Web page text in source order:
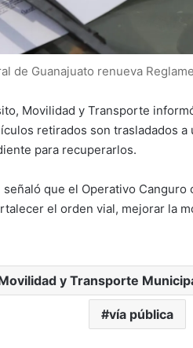
de Guanajuato renueva
Movilidad y Transporte
retirados son trasladados
para recuperarlos.
que el Operativo
el orden vial, mejorar la
y Transporte
vía pública